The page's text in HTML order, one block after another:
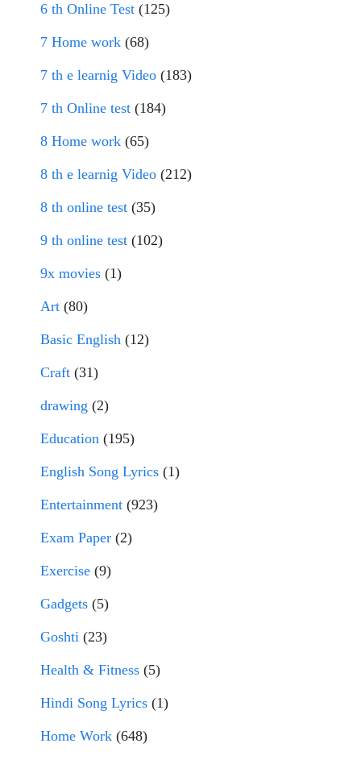
6 th Online Test (125)
7 Home work (68)
7 th e learnig Video (183)
7 th Online test (184)
8 Home work (65)
8 th e learnig Video (212)
8 th online test (35)
9 th online test (102)
9x movies (1)
Art (80)
Basic English (12)
Craft (31)
drawing (2)
Education (195)
English Song Lyrics (1)
Entertainment (923)
Exam Paper (2)
Exercise (9)
Gadgets (5)
Goshti (23)
Health & Fitness (5)
Hindi Song Lyrics (1)
Home Work (648)